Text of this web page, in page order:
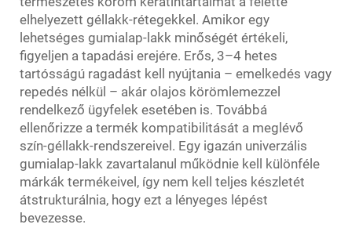
elhelyezett géllakk-rétegekkel. Amikor egy
lehetséges gumialap-lakk minőségét értékeli,
figyeljen a tapadási erejére. Erős, 3–4 hetes
tartósságú ragadást kell nyújtania – emelkedés vagy
repedés nélkül – akár olajos körömlemezzel
rendelkező ügyfelek esetében is. Továbbá
ellenőrizze a termék kompatibilitását a meglévő
szín-géllakk-rendszereivel. Egy igazán univerzális
gumialap-lakk zavartalanul működnie kell különféle
márkák termékeivel, így nem kell teljes készletét
átstrukturálnia, hogy ezt a lényeges lépést
bevezesse.